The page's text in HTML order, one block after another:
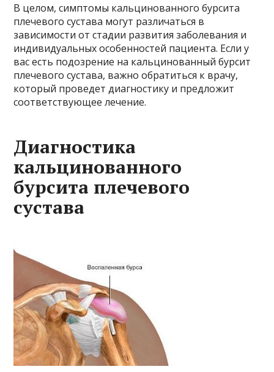
В целом, симптомы кальцинованного бурсита
плечевого сустава могут различаться в
зависимости от стадии развития заболевания и
индивидуальных особенностей пациента. Если у
вас есть подозрение на кальцинованный бурсит
плечевого сустава, важно обратиться к врачу,
который проведет диагностику и предложит
соответствующее лечение.
Диагностика
кальцинованного
бурсита плечевого
сустава